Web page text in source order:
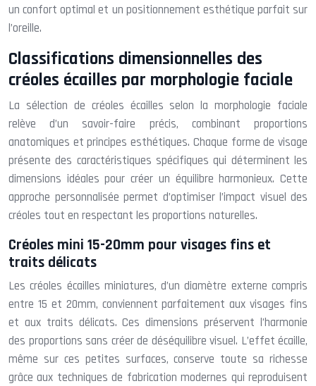
un confort optimal et un positionnement esthétique parfait sur
l’oreille.
Classifications dimensionnelles des
créoles écailles par morphologie faciale
La sélection de créoles écailles selon la morphologie faciale
relève d’un savoir-faire précis, combinant proportions
anatomiques et principes esthétiques. Chaque forme de visage
présente des caractéristiques spécifiques qui déterminent les
dimensions idéales pour créer un équilibre harmonieux. Cette
approche personnalisée permet d’optimiser l’impact visuel des
créoles tout en respectant les proportions naturelles.
Créoles mini 15-20mm pour visages fins et
traits délicats
Les créoles écailles miniatures, d’un diamètre externe compris
entre 15 et 20mm, conviennent parfaitement aux visages fins
et aux traits délicats. Ces dimensions préservent l’harmonie
des proportions sans créer de déséquilibre visuel. L’effet écaille,
même sur ces petites surfaces, conserve toute sa richesse
grâce aux techniques de fabrication modernes qui reproduisent